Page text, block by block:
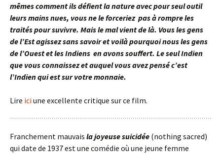
mêmes comment ils défient la nature avec pour seul outil
leurs mains nues, vous ne le forceriez pas à rompre les
traités pour suvivre. Mais le mal vient de là. Vous les gens
de l’Est agissez sans savoir et voilà pourquoi nous les gens
de l’Ouest et les Indiens en avons souffert. Le seul Indien
que vous connaissez et auquel vous avez pensé c’est
l’Indien qui est sur votre monnaie.
Lire iciune excellente critique sur ce film.
Franchement mauvais la joyeuse suicidée (nothing sacred)
qui date de 1937 est une comédie où une jeune femme